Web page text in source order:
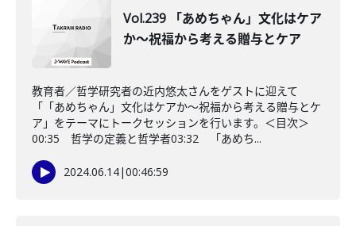
Vol.239 「あめちゃん」文化はケア
か〜祝福から考える贈与とケア
教育者／哲学研究者の近内悠太さんをゲストに迎えて
「「あめちゃん」文化はケアか〜祝福から考える贈与とケ
ア」をテーマにトークセッションを行います。＜目次＞
00:35 哲学の定義と哲学者03:32 「あめち...
2024.06.14|00:46:59